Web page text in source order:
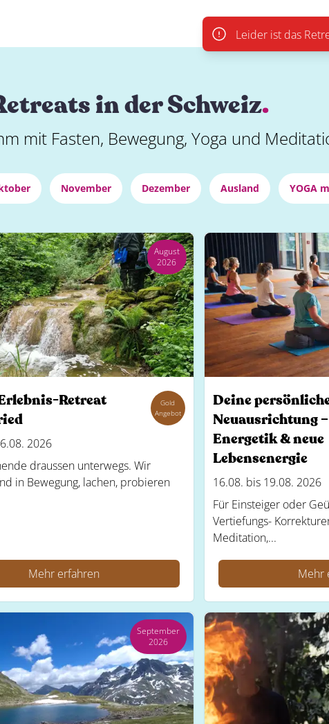
Leider ist das
in der Schweiz.
mit Fasten, Bewegung, Yoga und
November Dezember Ausland YOGA
August
2026
Retreat
Gold
Angebot
2026
draussen unterwegs. Wir
in Bewegung, lachen, probieren
Mehr erfahren
Deine
Neuausrichtung
Energetik & neue
Lebensenergie
16.08. bis 19.08. 2026
Für Einsteiger oder
Vertiefungs-
Meditation,...
Mehr
September
2026